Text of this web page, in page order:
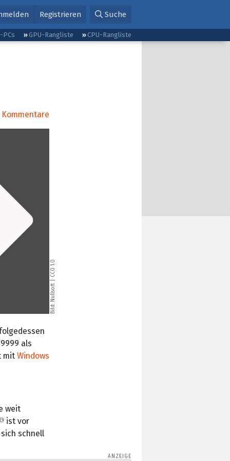
Registrieren Suche
PCs GPU-Rangliste CPU-Rangliste
Kommentare
Bild: Nullsoft |
CC0 1.0
als
mit Windows
weit
ist vor
schnell